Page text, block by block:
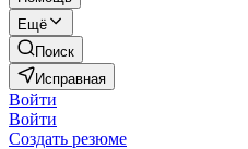
Ещё
Поиск
Исправная
Войти
Войти
Создать резюме